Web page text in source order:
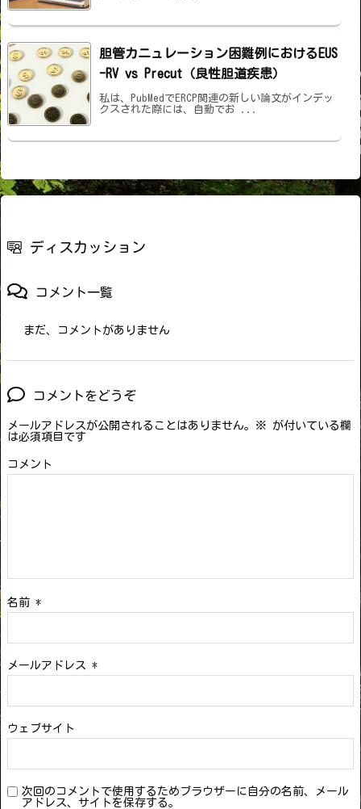
胆管カニュレーション困難例におけるEUS
-RV vs Precut（良性胆道疾患）
私は、PubMedでERCP関連の新しい論文がインデッ
クスされた際には、自動でお ...
ディスカッション
コメント一覧
まだ、コメントがありません
コメントをどうぞ
メールアドレスが公開されることはありません。 ※ が付いている欄
は必須項目です
コメント
名前 *
メールアドレス *
ウェブサイト
次回のコメントで使用するためブラウザーに自分の名前、メール
アドレス、サイトを保存する。